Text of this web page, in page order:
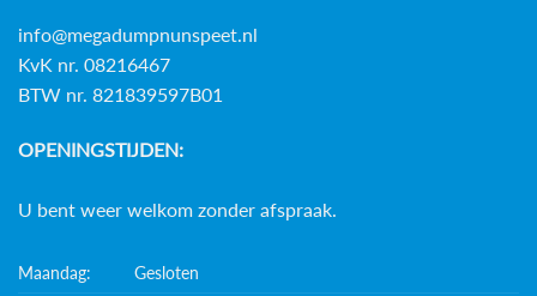
info@megadumpnunspeet.nl
KvK nr. 08216467
BTW nr. 821839597B01
OPENINGSTIJDEN:
U bent weer welkom zonder afspraak.
Maandag:
Gesloten